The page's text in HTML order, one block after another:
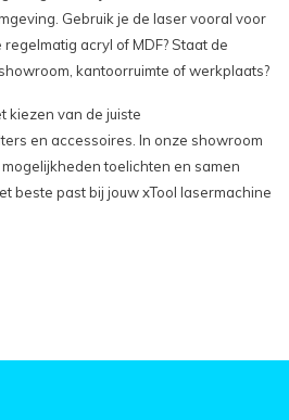
Gebruik je de laser vooral voor
acryl of MDF? Staat de
kantoorruimte of werkplaats?
kiezen van de juiste
en accessoires. In onze showroom
toelichten en samen
beste past bij jouw xTool lasermachine